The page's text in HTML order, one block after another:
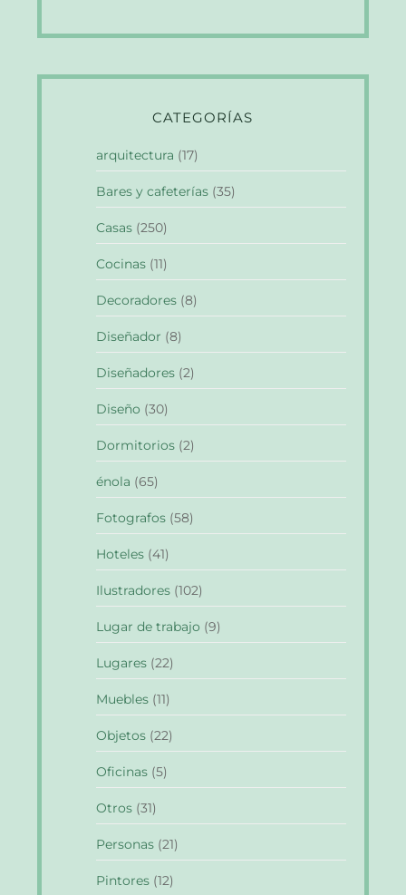
CATEGORÍAS
arquitectura (17)
Bares y cafeterías (35)
Casas (250)
Cocinas (11)
Decoradores (8)
Diseñador (8)
Diseñadores (2)
Diseño (30)
Dormitorios (2)
énola (65)
Fotografos (58)
Hoteles (41)
Ilustradores (102)
Lugar de trabajo (9)
Lugares (22)
Muebles (11)
Objetos (22)
Oficinas (5)
Otros (31)
Personas (21)
Pintores (12)